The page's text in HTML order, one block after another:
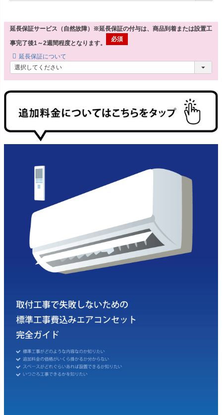
延長保証サービス（自然故障）※延長保証の付与は、商品到着または設置工
事完了後1～2週間程度となります。
延長保証について